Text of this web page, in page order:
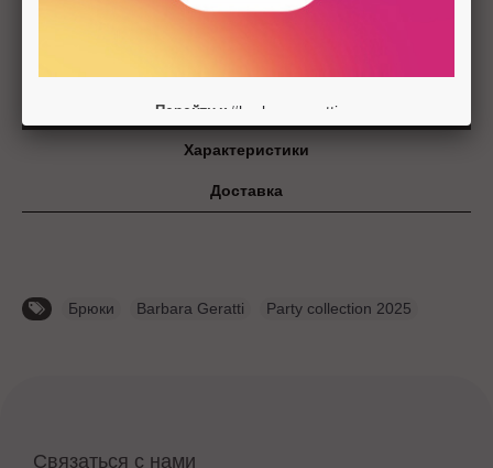
ДОБАВИТЬ В КОРЗИНУ
Описание
Характеристики
Доставка
Брюки Barbara Geratti Party collection 2025
Связаться с нами
Перейти к #barbarageratti